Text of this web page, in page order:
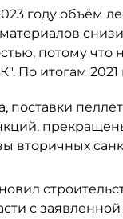
году объём
потому что
По итогам
поставки
вторичных
с